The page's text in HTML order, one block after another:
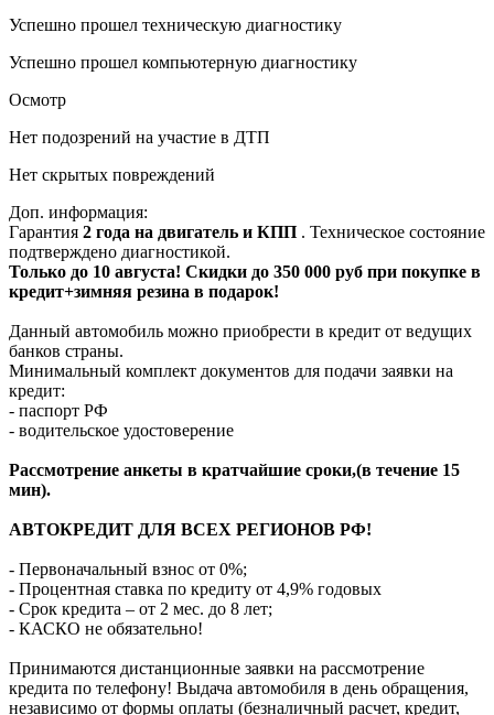
Успешно прошел техническую диагностику
Успешно прошел компьютерную диагностику
Осмотр
Нет подозрений на участие в ДТП
Нет скрытых повреждений
Доп. информация:
Гарантия 2 года на двигатель и КПП . Техническое состояние
подтверждено диагностикой.
Только до 10 августа! Скидки до 350 000 руб при покупке в
кредит+зимняя резина в подарок!
Данный автомобиль можно приобрести в кредит от ведущих
банков страны.
Минимальный комплект документов для подачи заявки на
кредит:
- паспорт РФ
- водительское удостоверение
Рассмотрение анкеты в кратчайшие сроки,(в течение 15
мин).
АВТОКРЕДИТ ДЛЯ ВСЕХ РЕГИОНОВ РФ!
- Первоначальный взнос от 0%;
- Процентная ставка по кредиту от 4,9% годовых
- Срок кредита – от 2 мес. до 8 лет;
- КАСКО не обязательно!
Принимаются дистанционные заявки на рассмотрение
кредита по телефону! Выдача автомобиля в день обращения,
независимо от формы оплаты (безналичный расчет, кредит,